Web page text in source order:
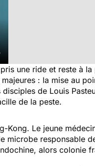
une ride et reste à
: la mise au
disciples de Louis
de la peste.
Kong. Le jeune
microbe responsable
alors colonie